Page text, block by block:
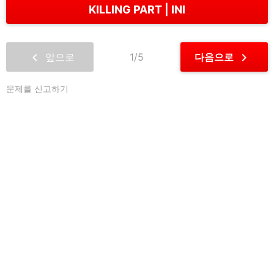
KILLING PART INI
chevron_left 앞으로 1/5 다음으로 chevron_right
문제를 신고하기